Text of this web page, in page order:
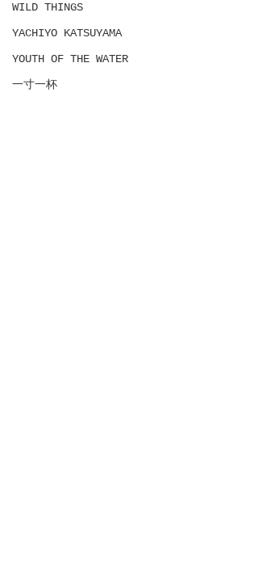
WILD THINGS
YACHIYO KATSUYAMA
YOUTH OF THE WATER
一寸一杯